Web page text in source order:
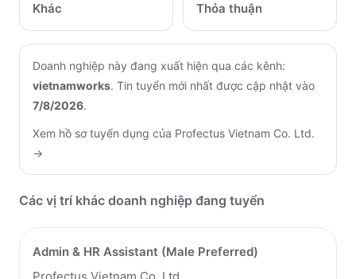
Khác Thỏa thuận
Doanh nghiệp này đang xuất hiện qua các kênh:
vietnamworks. Tin tuyển mới nhất được cập nhật vào
7/8/2026.
Xem hồ sơ tuyển dụng của Profectus Vietnam Co. Ltd.
→
Các vị trí khác doanh nghiệp đang tuyển
Admin & HR Assistant (Male Preferred)